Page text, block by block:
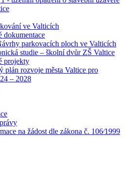
ve Valticích
dokumentace
parkovacích ploch ve Valticích
studie – školní dvůr ZŠ Valtice
projekty
plán rozvoje města Valtice pro
– 2028
na žádost dle zákona č. 106⁄1999